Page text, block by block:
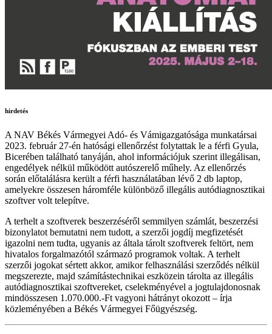
hirdetés
A NAV Békés Vármegyei Adó- és Vámigazgatósága munkatársai
2023. február 27-én hatósági ellenőrzést folytattak le a férfi Gyula,
Bicerében található tanyáján, ahol információjuk szerint illegálisan,
engedélyek nélkül működött autószerelő műhely. Az ellenőrzés
során előtalálásra került a férfi használatában lévő 2 db laptop,
amelyekre összesen háromféle különböző illegális autódiagnosztikai
szoftver volt telepítve.
A terhelt a szoftverek beszerzéséről semmilyen számlát, beszerzési
bizonylatot bemutatni nem tudott, a szerzői jogdíj megfizetését
igazolni nem tudta, ugyanis az általa tárolt szoftverek feltört, nem
hivatalos forgalmazótól származó programok voltak. A terhelt
szerzői jogokat sértett akkor, amikor felhasználási szerződés nélkül
megszerezte, majd számítástechnikai eszközein tárolta az illegális
autódiagnosztikai szoftvereket, cselekményével a jogtulajdonosnak
mindösszesen 1.070.000.-Ft vagyoni hátrányt okozott – írja
közleményében a Békés Vármegyei Főügyészség.